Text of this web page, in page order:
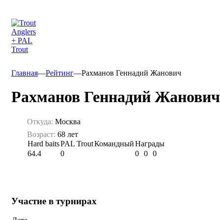
Главная—Рейтинг—Рахманов Геннадий Жанович
Рахманов Геннадий Жанович
Откуда: Москва
Возраст: 68 лет
Hard baitsPAL TroutКомандныйНаграды
64.4
0 0 0 0
Участие в турнирах